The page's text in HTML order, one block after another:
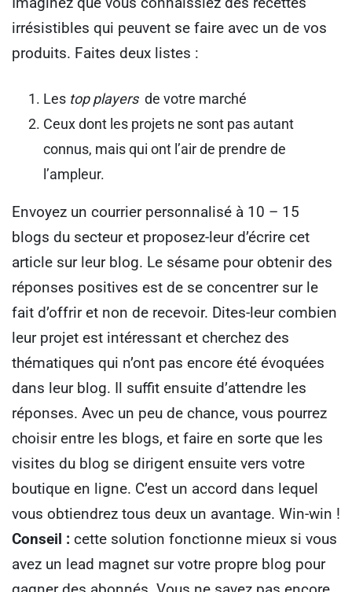
irrésistibles qui peuvent se faire avec un de vos
produits. Faites deux listes :
Les top players de votre marché
Ceux dont les projets ne sont pas autant
connus, mais qui ont l’air de prendre de
l’ampleur.
Envoyez un courrier personnalisé à 10 – 15
blogs du secteur et proposez-leur d’écrire cet
article sur leur blog. Le sésame pour obtenir des
réponses positives est de se concentrer sur le
fait d’offrir et non de recevoir. Dites-leur combien
leur projet est intéressant et cherchez des
thématiques qui n’ont pas encore été évoquées
dans leur blog. Il suffit ensuite d’attendre les
réponses. Avec un peu de chance, vous pourrez
choisir entre les blogs, et faire en sorte que les
visites du blog se dirigent ensuite vers votre
boutique en ligne. C’est un accord dans lequel
vous obtiendrez tous deux un avantage. Win-win !
Conseil : cette solution fonctionne mieux si vous
avez un lead magnet sur votre propre blog pour